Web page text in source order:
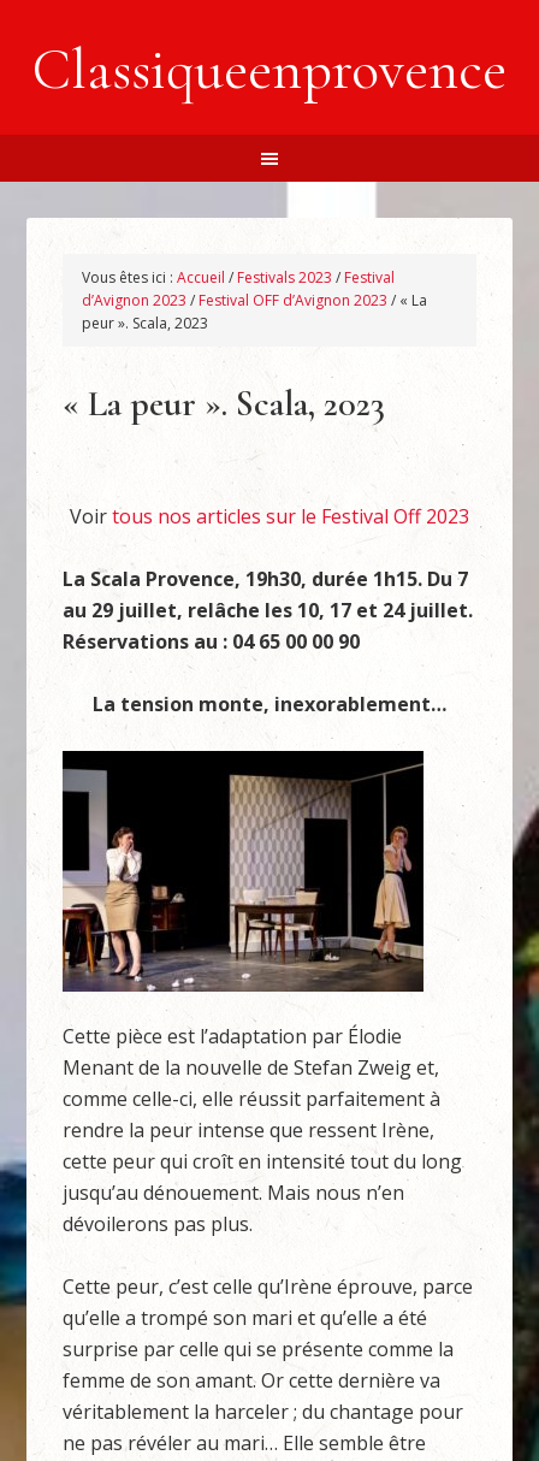
Classiqueenprovence
Vous êtes ici :Accueil / Festivals 2023 / Festival
d’Avignon 2023 / Festival OFF d’Avignon 2023 / « La
peur ». Scala, 2023
« La peur ». Scala, 2023
Voirtous nos articles sur le Festival Off 2023
La Scala Provence, 19h30, durée 1h15. Du 7
au 29 juillet, relâche les 10, 17 et 24 juillet.
Réservations au : 04 65 00 00 90
La tension monte, inexorablement…
Cette pièce est l’adaptation par Élodie
Menant de la nouvelle de Stefan Zweig et,
comme celle-ci, elle réussit parfaitement à
rendre la peur intense que ressent Irène,
cette peur qui croît en intensité tout du long
jusqu’au dénouement. Mais nous n’en
dévoilerons pas plus.
Cette peur, c’est celle qu’Irène éprouve, parce
qu’elle a trompé son mari et qu’elle a été
surprise par celle qui se présente comme la
femme de son amant. Or cette dernière va
véritablement la harceler ; du chantage pour
ne pas révéler au mari… Elle semble être